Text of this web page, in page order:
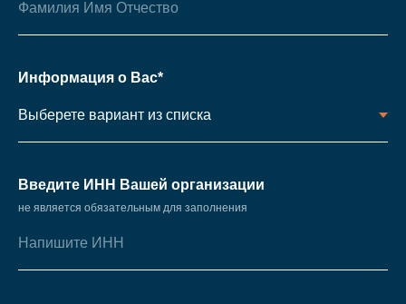
Информация о Вас*
Введите ИНН Вашей организации
не является обязательным для заполнения